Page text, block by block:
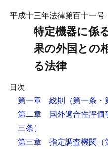
平成十三年法律第百十一号
特定機器に係
果の外国との
る法律
目次
第一章 総則 （第一条・
第二章 国外適合性評価
三条）
第三章 指定調査機関